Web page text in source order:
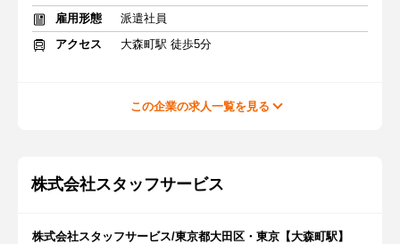
雇用形態
派遣社員
アクセス
大森町駅 徒歩5分
この企業の求人一覧を見る
株式会社スタッフサービス
株式会社スタッフサービス/東京都大田区・東京【大森町駅】